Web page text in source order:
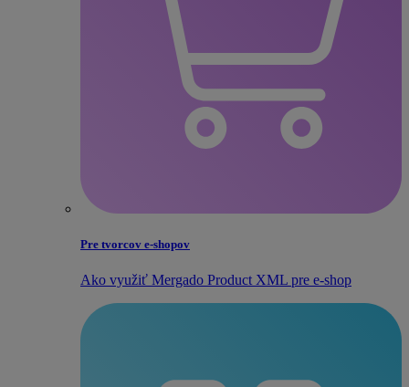
Pre tvorcov e‑shopov
Ako využiť Mergado Product XML pre e‑shop